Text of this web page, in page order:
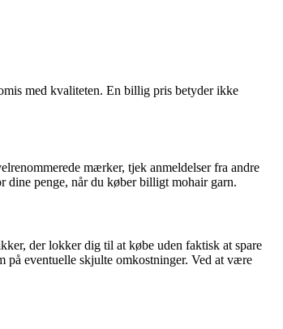
med kvaliteten. En billig pris betyder ikke
mærker, tjek anmeldelser fra andre
dine penge, når du køber billigt mohair garn.
der lokker dig til at købe uden faktisk at spare
på eventuelle skjulte omkostninger. Ved at være